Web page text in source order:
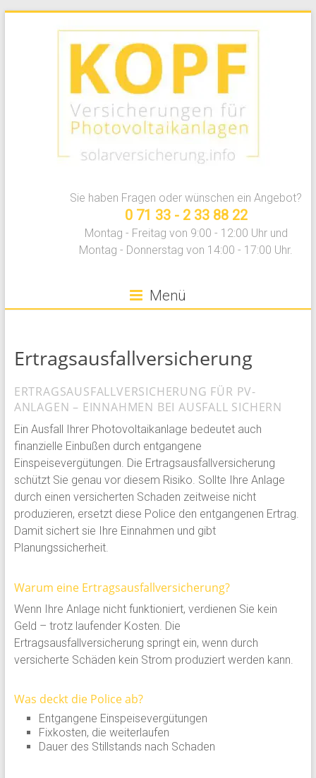
Photovoltaikversicherung
vergleichen
Sie haben Fragen oder wünschen ein Angebot?
0 71 33 - 2 33 88 22
Montag - Freitag von 9:00 - 12:00 Uhr und
Montag - Donnerstag von 14:00 - 17:00 Uhr.
Menü
Ertragsausfallversicherung
ERTRAGSAUSFALLVERSICHERUNG FÜR PV-
ANLAGEN – EINNAHMEN BEI AUSFALL SICHERN
Ein Ausfall Ihrer Photovoltaikanlage bedeutet auch
finanzielle Einbußen durch entgangene
Einspeisevergütungen. Die Ertragsausfallversicherung
schützt Sie genau vor diesem Risiko. Sollte Ihre Anlage
durch einen versicherten Schaden zeitweise nicht
produzieren, ersetzt diese Police den entgangenen Ertrag.
Damit sichert sie Ihre Einnahmen und gibt
Planungssicherheit.
Warum eine Ertragsausfallversicherung?
Wenn Ihre Anlage nicht funktioniert, verdienen Sie kein
Geld – trotz laufender Kosten. Die
Ertragsausfallversicherung springt ein, wenn durch
versicherte Schäden kein Strom produziert werden kann.
Was deckt die Police ab?
Entgangene Einspeisevergütungen
Fixkosten, die weiterlaufen
Dauer des Stillstands nach Schaden